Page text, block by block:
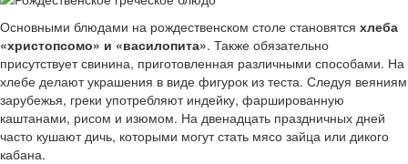
Основными блюдами на рождественском столе становятся хлеба
«христопсомо» и «василопита». Также обязательно
присутствует свинина, приготовленная различными способами. На
хлебе делают украшения в виде фигурок из теста. Следуя веяниям
зарубежья, греки употребляют индейку, фаршированную
каштанами, рисом и изюмом. На двенадцать праздничных дней
часто кушают дичь, которыми могут стать мясо зайца или дикого
кабана.